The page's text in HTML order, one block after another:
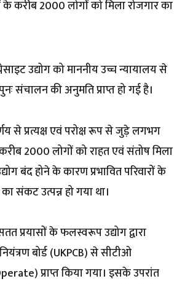
के करीब 2000 लोगों को मिला रोजगार का
उद्योग को माननीय उच्च न्यायालय से
संचालन की अनुमति प्राप्त हो गई है।
से प्रत्यक्ष एवं परोक्ष रूप से जुड़े लगभग
2000 लोगों को राहत एवं संतोष मिला
बंद होने के कारण प्रभावित परिवारों के
संकट उत्पन्न हो गया था।
प्रयासों के फलस्वरूप उद्योग द्वारा
बोर्ड (UKPCB) से सीटीओ
प्राप्त किया गया। इसके उपरांत